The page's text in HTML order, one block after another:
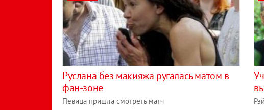
Руслана без макияжа ругалась матом в
фан-зоне
Певица пришла смотреть матч